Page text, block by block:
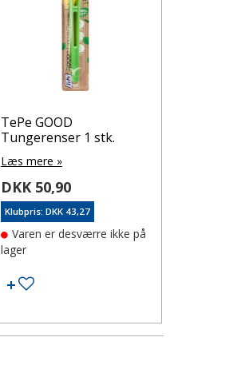
TePe GOOD
Tungerenser 1 stk.
Læs mere »
DKK 50,90
Klubpris: DKK 43,27
Varen er desværre ikke på
lager
Tilføj til ønskeseddel